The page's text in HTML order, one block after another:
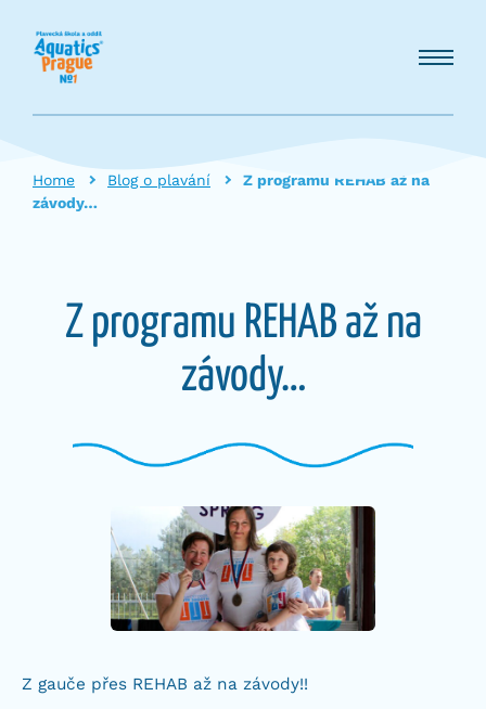
Home Blog o plavání
Z programu REHAB až na
závody…
Z programu REHAB až na
závody…
Z gauče přes REHAB až na závody!!